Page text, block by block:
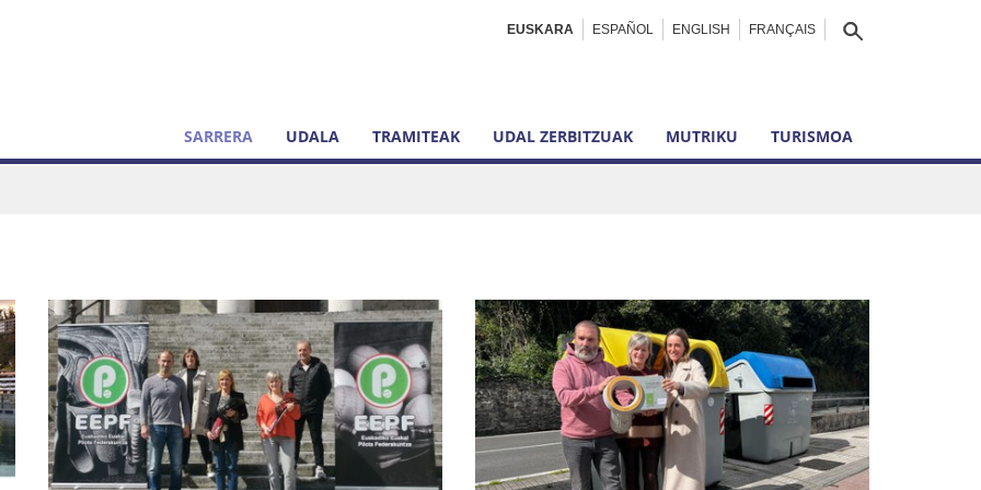
EUSKARA ESPAÑOL ENGLISH FRANÇAIS
SARRERA UDALA TRAMITEAK UDAL ZERBITZUAK MUTRIKU TURISMOA